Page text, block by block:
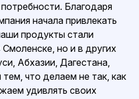
Благодаря
начала привлекать
продукты стали
но и в других
Абхазии, Дагестана,
что делаем не так, как
удивлять своих